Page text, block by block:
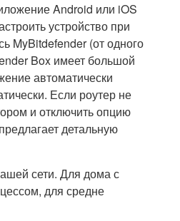
Android или iOS
устройство при
MyBitdefender (от одного
Box имеет большой
автоматически
Если роутер не
и отключить опцию
детальную
сети. Для дома с
для средне